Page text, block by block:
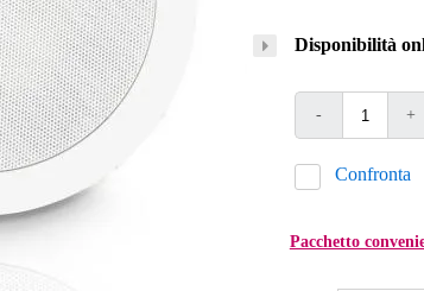
Disponibilità
- +
Confronta
Pacchetto